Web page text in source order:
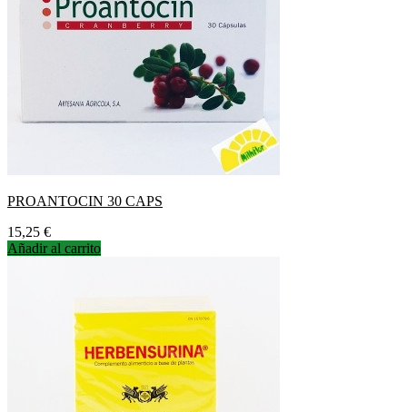
PROANTOCIN 30 CAPS
Precio
15,25 €
Añadir al carrito